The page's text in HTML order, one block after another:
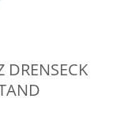
DRENSECK